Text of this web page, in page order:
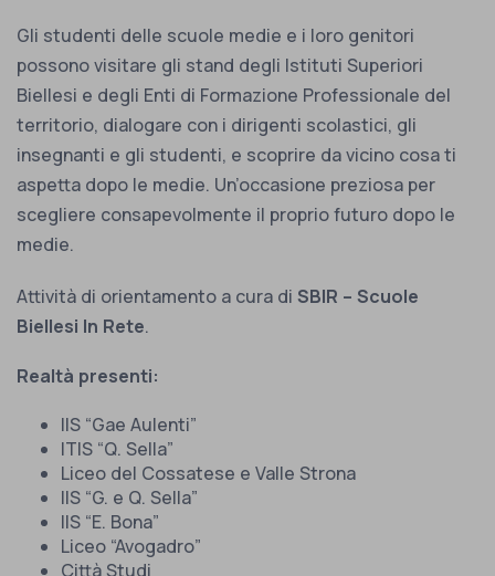
Gli studenti delle scuole medie e i loro genitori
possono visitare gli stand degli Istituti Superiori
Biellesi e degli Enti di Formazione Professionale del
territorio, dialogare con i dirigenti scolastici, gli
insegnanti e gli studenti, e scoprire da vicino cosa ti
aspetta dopo le medie. Un’occasione preziosa per
scegliere consapevolmente il proprio futuro dopo le
medie.
Attività di orientamento a cura di SBIR – Scuole
Biellesi In Rete.
Realtà presenti:
IIS “Gae Aulenti”
ITIS “Q. Sella”
Liceo del Cossatese e Valle Strona
IIS “G. e Q. Sella”
IIS “E. Bona”
Liceo “Avogadro”
Città Studi